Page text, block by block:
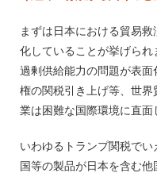
まずは日本における貿易
化していることが挙げら
過剰供給能力の問題が表
権の関税引き上げ等、世
業は困難な国際環境に直面
いわゆるトランプ関税で
国等の製品が日本を含む